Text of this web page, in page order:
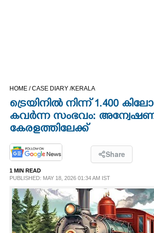
OPINION
PHOTOS
LIFESTYLE
SPIRITUAL
HOME /CASE DIARY /KERALA
ട്രെയിനിൽ നിന്ന് 1.400
കവർന്ന സംഭവം:
കേരളത്തിലേക്ക്
Share
1 MIN READ
PUBLISHED: MAY 18, 2026 01:34 AM IST